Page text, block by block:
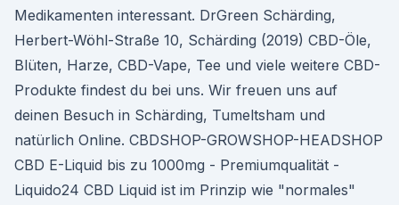
Medikamenten interessant. DrGreen Schärding,
Herbert-Wöhl-Straße 10, Schärding (2019) CBD-Öle,
Blüten, Harze, CBD-Vape, Tee und viele weitere CBD-
Produkte findest du bei uns. Wir freuen uns auf
deinen Besuch in Schärding, Tumeltsham und
natürlich Online. CBDSHOP-GROWSHOP-HEADSHOP
CBD E-Liquid bis zu 1000mg - Premiumqualität -
Liquido24 CBD Liquid ist im Prinzip wie "normales"